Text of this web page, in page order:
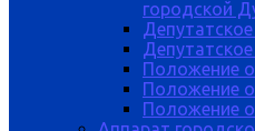
городской
Положение
Положение
Положение